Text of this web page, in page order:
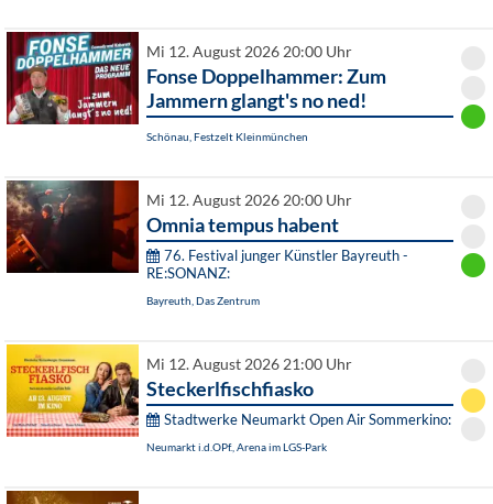
Mi 12. August 2026 20:00 Uhr
Fonse Doppelhammer: Zum
Jammern glangt's no ned!
Schönau, Festzelt Kleinmünchen
Mi 12. August 2026 20:00 Uhr
Omnia tempus habent
76. Festival junger Künstler Bayreuth -
RE:SONANZ:
Bayreuth, Das Zentrum
Mi 12. August 2026 21:00 Uhr
Steckerlfischfiasko
Stadtwerke Neumarkt Open Air Sommerkino:
Neumarkt i.d.OPf., Arena im LGS-Park